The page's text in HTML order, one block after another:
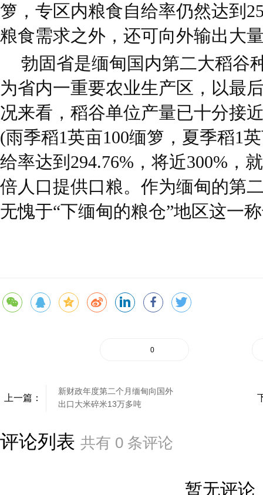
箩，专区内粮食自给率仍然达到
粮食需求之外，还可向外输出大
勃固省是缅甸国内第二大稻谷
为省内一重要农业生产区，以最
况来看，稻谷单位产量已十分接
(雨季稻1英亩100缅箩，夏季稻1
给率达到294.76%，将近300%，
倍人口提供口粮。作为缅甸的第
无愧于“下缅甸的粮仓”地区这一
0
上一篇：
新财政年度第二个月缅甸向国外
出口大米碎米13万多吨
评论列表 共有 0 条评论
暂无评论